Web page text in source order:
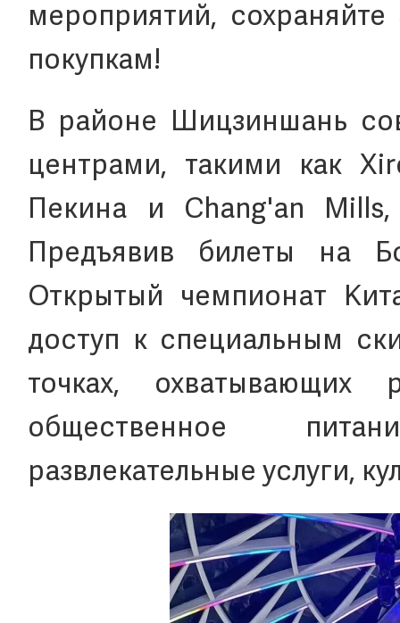
мероприятий,
покупкам!
В районе Шицзиншань
центрами, такими как
Пекина и Chang'an
Предъявив билеты на
Открытый чемпионат
доступ к специальным
точках,
общественное
развлекательные услуги,